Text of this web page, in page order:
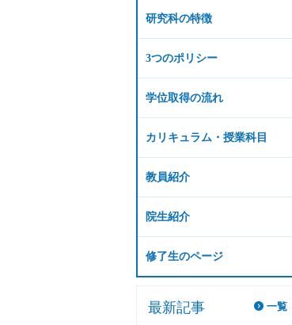
研究科の特徴
3つのポリシー
学位取得の流れ
カリキュラム・授業科目
教員紹介
院生紹介
修了生のページ
最新記事 一覧